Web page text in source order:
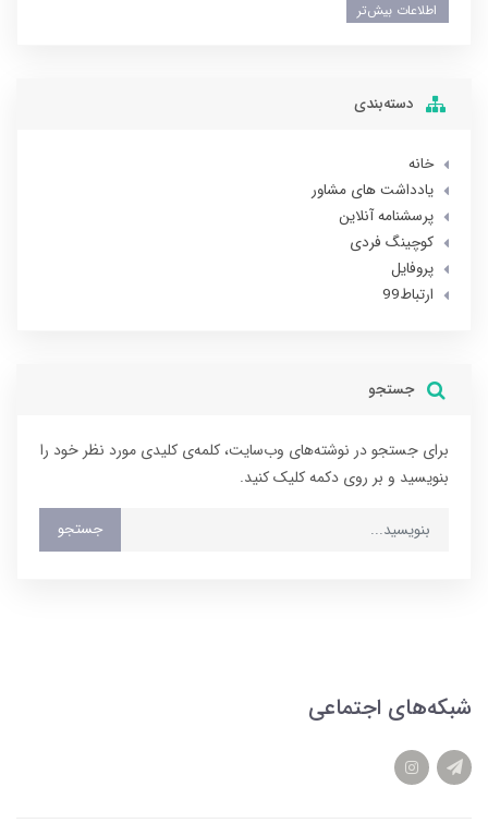
اطلاعات بیش‌تر
دسته‌بندی
خانه
یادداشت های مشاور
پرسشنامه آنلاین
کوچینگ فردی
پروفایل
ارتباط99
جستجو
برای جستجو در نوشته‌های وب‌سایت، کلمه‌ی کلیدی مورد نظر خود را
بنویسید و بر روی دکمه کلیک کنید.
جستجو
شبکه‌های اجتماعی